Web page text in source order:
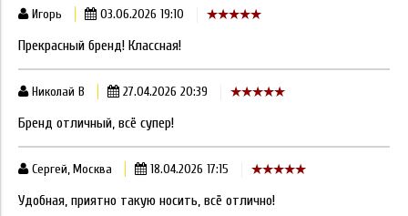
Игорь 03.06.2026 19:10
Прекрасный бренд! Классная!
Николай В 27.04.2026 20:39
Бренд отличный, всё супер!
Сергей, Москва 18.04.2026 17:15
Удобная, приятно такую носить, всё отлично!